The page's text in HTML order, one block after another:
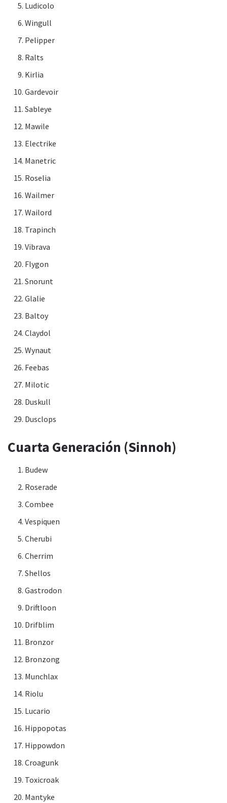
Ludicolo
Wingull
Pelipper
Ralts
Kirlia
Gardevoir
Sableye
Mawile
Electrike
Manetric
Roselia
Wailmer
Wailord
Trapinch
Vibrava
Flygon
Snorunt
Glalie
Baltoy
Claydol
Wynaut
Feebas
Milotic
Duskull
Dusclops
Cuarta Generación (Sinnoh)
Budew
Roserade
Combee
Vespiquen
Cherubi
Cherrim
Shellos
Gastrodon
Driftloon
Drifblim
Bronzor
Bronzong
Munchlax
Riolu
Lucario
Hippopotas
Hippowdon
Croagunk
Toxicroak
Mantyke